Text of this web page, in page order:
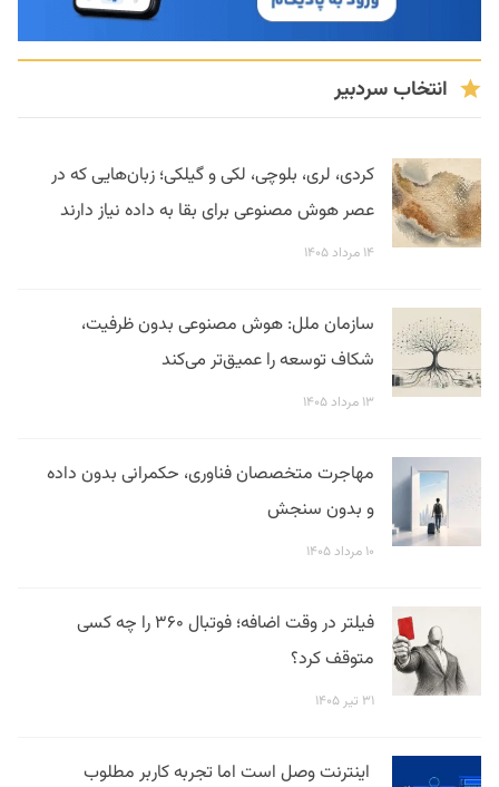
انتخاب سردبیر
کردی، لری، بلوچی، لکی و گیلکی؛ زبان‌هایی که در
عصر هوش مصنوعی برای بقا به داده نیاز دارند
۱۴ مرداد ۱۴۰۵
سازمان ملل: هوش مصنوعی بدون ظرفیت،
شکاف توسعه را عمیق‌تر می‌کند
۱۳ مرداد ۱۴۰۵
مهاجرت متخصصان فناوری، حکمرانی بدون داده
و بدون سنجش
۱۰ مرداد ۱۴۰۵
فیلتر در وقت اضافه؛ فوتبال ۳۶۰ را چه کسی
متوقف کرد؟
۳۱ تیر ۱۴۰۵
اینترنت وصل است اما تجربه کاربر مطلوب